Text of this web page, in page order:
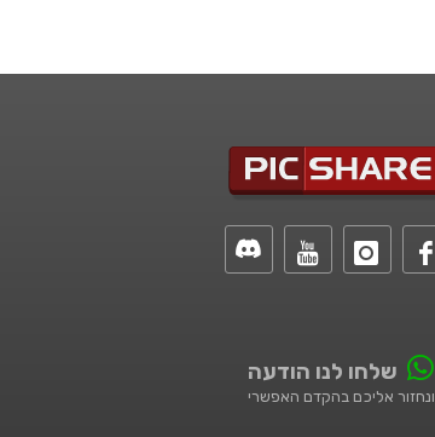
שלחו לנו הודעה
ונחזור אליכם בהקדם האפשרי